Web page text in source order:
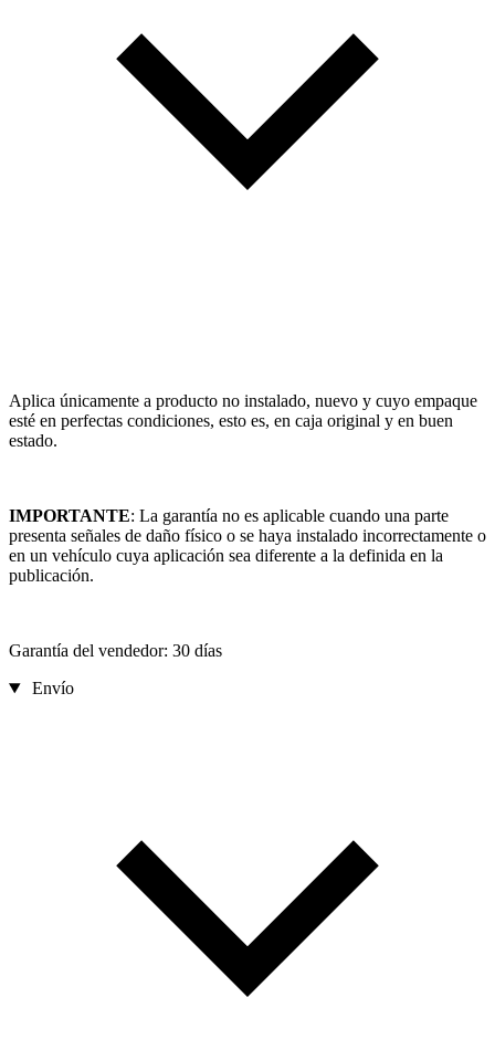
Aplica únicamente a producto no instalado, nuevo y cuyo empaque
esté en perfectas condiciones, esto es, en caja original y en buen
estado.
IMPORTANTE: La garantía no es aplicable cuando una parte
presenta señales de daño físico o se haya instalado incorrectamente o
en un vehículo cuya aplicación sea diferente a la definida en la
publicación.
Garantía del vendedor: 30 días
Envío